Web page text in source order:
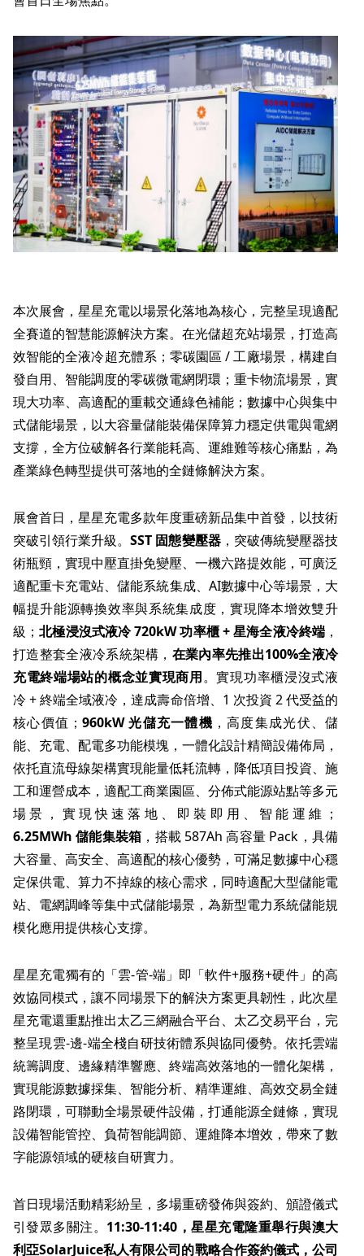
本次展會，星星充電以場景化落地為核心，完整呈現適配
全賽道的智慧能源解決方案。在光儲超充站場景，打造高
效智能的全液冷超充體系；零碳園區 / 工廠場景，構建自
發自用、智能調度的零碳微電網閉環；重卡物流場景，實
現大功率、高適配的重載交通綠色補能；數據中心與集中
式儲能場景，以大容量儲能裝備保障算力穩定供電與電網
支撐，全方位破解各行業能耗高、運維難等核心痛點，為
產業綠色轉型提供可落地的全鏈條解決方案。
展會首日，星星充電多款年度重磅新品集中首發，以技術
突破引領行業升級。SST 固態變壓器，突破傳統變壓器技
術瓶頸，實現中壓直掛免變壓、一機六路提效能，可廣泛
適配重卡充電站、儲能系統集成、AI數據中心等場景，大
幅提升能源轉換效率與系統集成度，實現降本增效雙升
級；北極浸沒式液冷720kW功率櫃+星海全液冷終端 ，
打造整套全液冷系統架構， 在業內率先推出100%全液冷
充電終端場站的概念並實現商用。實現功率櫃浸沒式液
冷 + 終端全域液冷，達成壽命倍增、1 次投資 2 代受益的
核心價值；960kW光儲充一體機 ，高度集成光伏、儲
能、充電、配電多功能模塊，一體化設計精簡設備佈局，
依托直流母線架構實現能量低耗流轉，降低項目投資、施
工和運營成本，適配工商業園區、分佈式能源站點等多元
場景，實現快速落地、即裝即用、智能運維；
6.25MWh儲能集裝箱 ，搭載 587Ah 高容量 Pack，具備
大容量、高安全、高適配的核心優勢，可滿足數據中心穩
定保供電、算力不掉線的核心需求，同時適配大型儲能電
站、電網調峰等集中式儲能場景，為新型電力系統儲能規
模化應用提供核心支撐。
星星充電獨有的 「雲-管-端 」 即 「軟件+服務+硬件」 的高
效協同模式，讓不同場景下的解決方案更具韌性，此次星
星充電還重點推出太乙三網融合平台、太乙交易平台，完
整呈現雲-邊-端全棧自研技術體系與協同優勢。依托雲端
統籌調度、邊緣精準響應、終端高效落地的一體化架構，
實現能源數據採集、智能分析、精準運維、高效交易全鏈
路閉環，可聯動全場景硬件設備，打通能源全鏈條，實現
設備智能管控、負荷智能調節、運維降本增效，帶來了數
字能源領域的硬核自研實力。
首日現場活動精彩紛呈，多場重磅發佈與簽約、頒證儀式
引發眾多關注。 11:30-11:40 ，星星充電隆重舉行與澳大
利亞SolarJuice私人有限公司的戰略合作簽約儀式，公司